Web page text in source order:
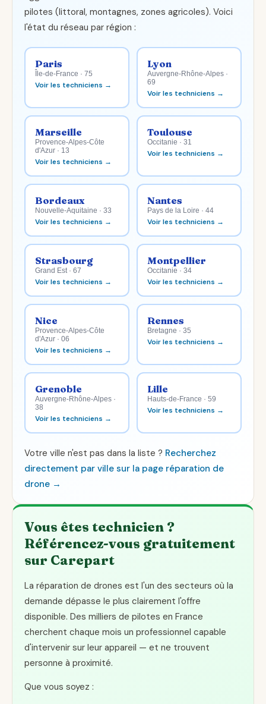
pilotes (littoral, montagnes, zones agricoles). Voici
l'état du réseau par région :
Paris
Île-de-France · 75
Voir les techniciens →
Lyon
Auvergne-Rhône-Alpes ·
69
Voir les techniciens →
Marseille
Provence-Alpes-Côte
d'Azur · 13
Voir les techniciens →
Toulouse
Occitanie · 31
Voir les techniciens →
Bordeaux
Nouvelle-Aquitaine · 33
Voir les techniciens →
Nantes
Pays de la Loire · 44
Voir les techniciens →
Strasbourg
Grand Est · 67
Voir les techniciens →
Montpellier
Occitanie · 34
Voir les techniciens →
Nice
Provence-Alpes-Côte
d'Azur · 06
Voir les techniciens →
Rennes
Bretagne · 35
Voir les techniciens →
Grenoble
Auvergne-Rhône-Alpes ·
38
Voir les techniciens →
Lille
Hauts-de-France · 59
Voir les techniciens →
Votre ville n'est pas dans la liste ? Recherchez
directement par ville sur la page réparation de
drone →
Vous êtes technicien ?
Référencez-vous gratuitement
sur Carepart
La réparation de drones est l'un des secteurs où la
demande dépasse le plus clairement l'offre
disponible. Des milliers de pilotes en France
cherchent chaque mois un professionnel capable
d'intervenir sur leur appareil — et ne trouvent
personne à proximité.
Que vous soyez :